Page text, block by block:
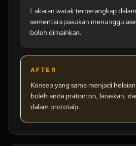
Lakaran watak terperangkap
sementara pasukan menunggu
boleh dimainkan.
AFTER
Konsep yang sama menjadi
boleh anda pratonton, laraskan,
dalam prototaip.